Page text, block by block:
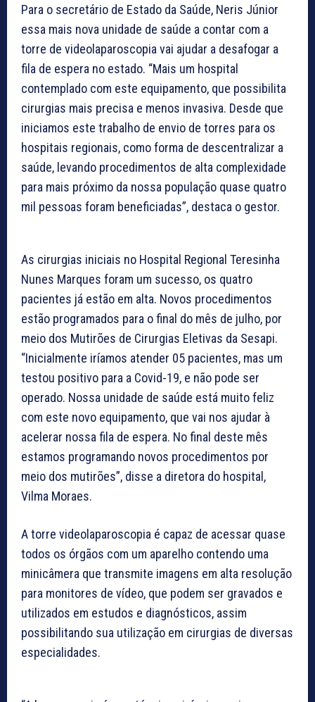
Para o secretário de Estado da Saúde, Neris Júnior
essa mais nova unidade de saúde a contar com a
torre de videolaparoscopia vai ajudar a desafogar a
fila de espera no estado. “Mais um hospital
contemplado com este equipamento, que possibilita
cirurgias mais precisa e menos invasiva. Desde que
iniciamos este trabalho de envio de torres para os
hospitais regionais, como forma de descentralizar a
saúde, levando procedimentos de alta complexidade
para mais próximo da nossa população quase quatro
mil pessoas foram beneficiadas”, destaca o gestor.
As cirurgias iniciais no Hospital Regional Teresinha
Nunes Marques foram um sucesso, os quatro
pacientes já estão em alta. Novos procedimentos
estão programados para o final do mês de julho, por
meio dos Mutirões de Cirurgias Eletivas da Sesapi.
“Inicialmente iríamos atender 05 pacientes, mas um
testou positivo para a Covid-19, e não pode ser
operado. Nossa unidade de saúde está muito feliz
com este novo equipamento, que vai nos ajudar à
acelerar nossa fila de espera. No final deste mês
estamos programando novos procedimentos por
meio dos mutirões”, disse a diretora do hospital,
Vilma Moraes.
A torre videolaparoscopia é capaz de acessar quase
todos os órgãos com um aparelho contendo uma
minicâmera que transmite imagens em alta resolução
para monitores de vídeo, que podem ser gravados e
utilizados em estudos e diagnósticos, assim
possibilitando sua utilização em cirurgias de diversas
especialidades.